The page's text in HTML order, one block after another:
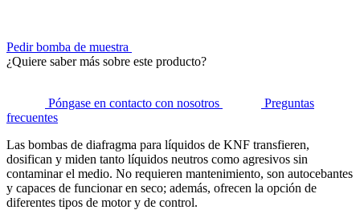
Pedir bomba de muestra
¿Quiere saber más sobre este producto?
Póngase en contacto con nosotros
Preguntas
frecuentes
Las bombas de diafragma para líquidos de KNF transfieren,
dosifican y miden tanto líquidos neutros como agresivos sin
contaminar el medio. No requieren mantenimiento, son autocebantes
y capaces de funcionar en seco; además, ofrecen la opción de
diferentes tipos de motor y de control.